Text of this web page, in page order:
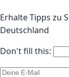
Erhalte Tipps zu
Deutschland
Don't fill this: